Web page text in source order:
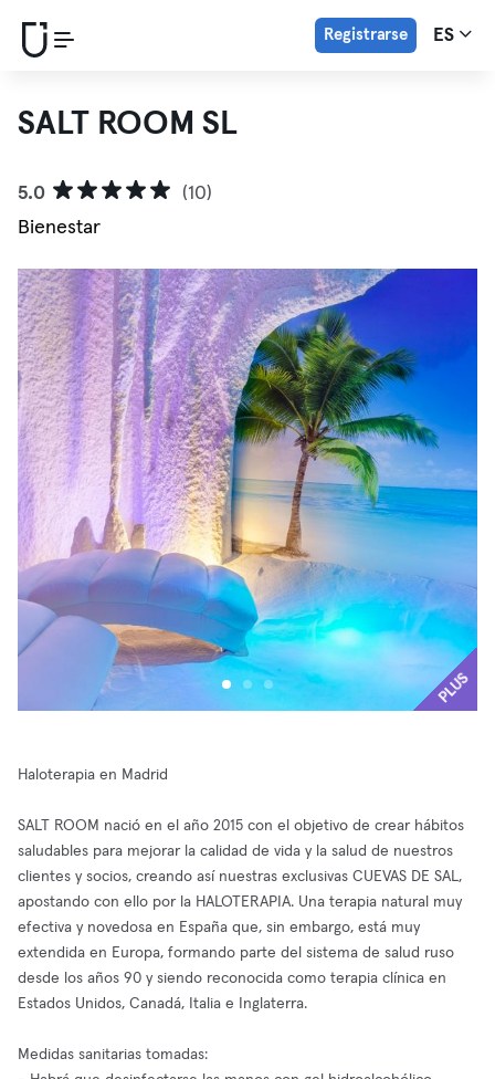
Registrarse ES
SALT ROOM SL
5.0
(10)
Bienestar
PLUS
Haloterapia en Madrid
SALT ROOM nació en el año 2015 con el objetivo de crear hábitos
saludables para mejorar la calidad de vida y la salud de nuestros
clientes y socios, creando así nuestras exclusivas CUEVAS DE SAL,
apostando con ello por la HALOTERAPIA. Una terapia natural muy
efectiva y novedosa en España que, sin embargo, está muy
extendida en Europa, formando parte del sistema de salud ruso
desde los años 90 y siendo reconocida como terapia clínica en
Estados Unidos, Canadá, Italia e Inglaterra.
Medidas sanitarias tomadas: